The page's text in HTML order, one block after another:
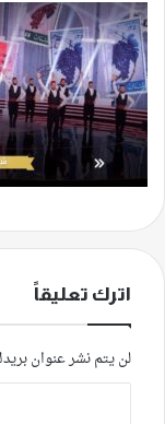
اترك تعليقاً
لن يتم نشر عنوان